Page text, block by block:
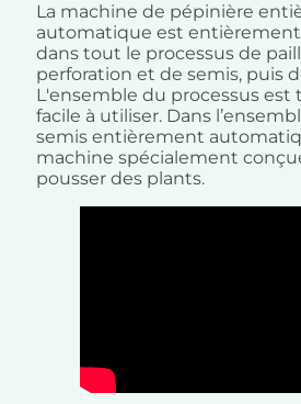
La machine de pépinière
automatique est
dans tout le processus de
perforation et de semis, puis
L'ensemble du processus est
facile à utiliser. Dans
semis entièrement
machine spécialement
pousser des plants.